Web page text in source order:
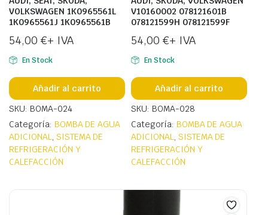
VOLKSWAGEN 1K0965561L
1K0965561J 1K0965561B
54,00 €+ IVA
En Stock
Añadir al carrito
SKU: BOMA-024
Categoría: BOMBA DE AGUA
ADICIONAL, SISTEMA DE
REFRIGERACIÓN Y
CALEFACCIÓN
V10160002 078121601B
078121599H 078121599F
54,00 €+ IVA
En Stock
Añadir al carrito
SKU: BOMA-028
Categoría: BOMBA DE AGUA
ADICIONAL, SISTEMA DE
REFRIGERACIÓN Y
CALEFACCIÓN